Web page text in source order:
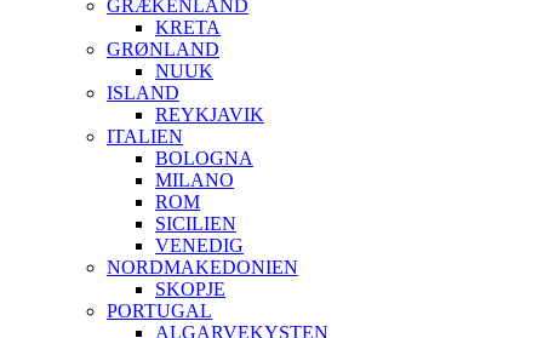
GRÆKENLAND
KRETA
GRØNLAND
NUUK
ISLAND
REYKJAVIK
ITALIEN
BOLOGNA
MILANO
ROM
SICILIEN
VENEDIG
NORDMAKEDONIEN
SKOPJE
PORTUGAL
ALGARVEKYSTEN